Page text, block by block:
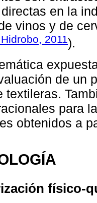
en la
vinos y de
2011).
de un
textileras.
para
obtenidos a
físico-